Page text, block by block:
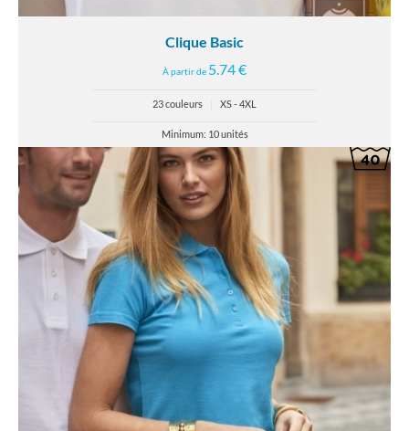
Clique Basic
À partir de 5.74 €
23 couleurs XS - 4XL
Minimum: 10 unités